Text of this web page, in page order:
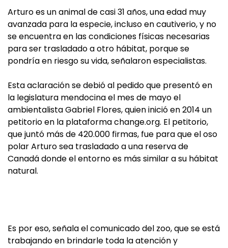
Arturo es un animal de casi 31 años, una edad muy
avanzada para la especie, incluso en cautiverio, y no
se encuentra en las condiciones físicas necesarias
para ser trasladado a otro hábitat, porque se
pondría en riesgo su vida, señalaron especialistas.
Esta aclaración se debió al pedido que presentó en
la legislatura mendocina el mes de mayo el
ambientalista Gabriel Flores, quien inició en 2014 un
petitorio en la plataforma change.org. El petitorio,
que juntó más de 420.000 firmas, fue para que el oso
polar Arturo sea trasladado a una reserva de
Canadá donde el entorno es más similar a su hábitat
natural.
Es por eso, señala el comunicado del zoo, que se está
trabajando en brindarle toda la atención y